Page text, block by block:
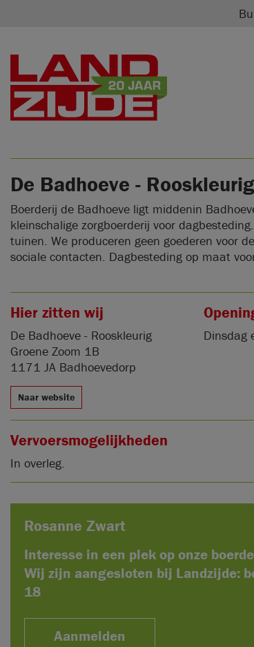
De Badhoeve - Rooskleurig
Boerderij de Badhoeve ligt middenin
kleinschalige zorgboerderij voor
tuinen. We produceren geen goederen voor
sociale contacten. Dagbesteding op maat
Hier zitten wij
De Badhoeve - Rooskleurig
Groene Zoom 1B
1171 JA Badhoevedorp
Naar website
Dinsdag
Vervoersmogelijkheden
In overleg.
Rosanne Zwart
Interesse in een plek op onze
Wij zijn aangesloten bij Landzijde:
18
Aanmelden